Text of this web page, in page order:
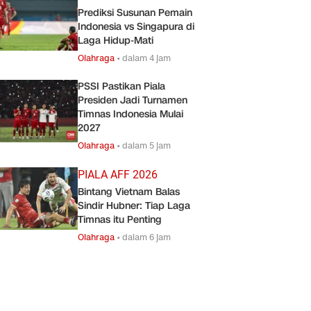
Prediksi Susunan Pemain
Indonesia vs Singapura di
Laga Hidup-Mati
Olahraga •dalam 4 jam
PSSI Pastikan Piala
Presiden Jadi Turnamen
Timnas Indonesia Mulai
2027
Olahraga •dalam 5 jam
PIALA AFF 2026
Bintang Vietnam Balas
Sindir Hubner: Tiap Laga
Timnas itu Penting
Olahraga •dalam 6 jam